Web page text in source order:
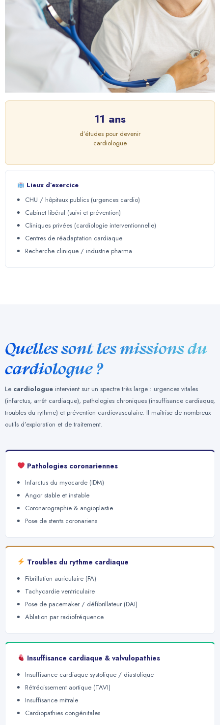
11 ans
d’études pour devenir
cardiologue
Lieux d’exercice
CHU / hôpitaux publics (urgences cardio)
Cabinet libéral (suivi et prévention)
Cliniques privées (cardiologie interventionnelle)
Centres de réadaptation cardiaque
Recherche clinique / industrie pharma
Quelles sont les missions du
cardiologue ?
Le cardiologue intervient sur un spectre très large : urgences vitales
(infarctus, arrêt cardiaque), pathologies chroniques (insuffisance cardiaque,
troubles du rythme) et prévention cardiovasculaire. Il maîtrise de nombreux
outils d’exploration et de traitement.
Pathologies coronariennes
Infarctus du myocarde (IDM)
Angor stable et instable
Coronarographie & angioplastie
Pose de stents coronariens
Troubles du rythme cardiaque
Fibrillation auriculaire (FA)
Tachycardie ventriculaire
Pose de pacemaker / défibrillateur (DAI)
Ablation par radiofréquence
Insuffisance cardiaque & valvulopathies
Insuffisance cardiaque systolique / diastolique
Rétrécissement aortique (TAVI)
Insuffisance mitrale
Cardiopathies congénitales